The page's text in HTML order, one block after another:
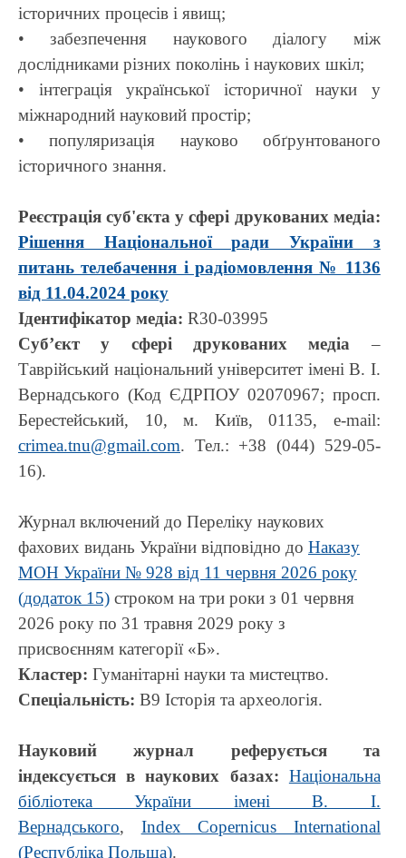
історичних процесів і явищ;
• забезпечення наукового діалогу між
дослідниками різних поколінь і наукових шкіл;
• інтеграція української історичної науки у
міжнародний науковий простір;
• популяризація науково обґрунтованого
історичного знання.
Реєстрація суб'єкта у сфері друкованих медіа:
Рішення Національної ради України з
питань телебачення і радіомовлення № 1136
від 11.04.2024 року
Ідентифікатор медіа: R30-03995
Суб’єкт у сфері друкованих медіа –
Таврійський національний університет імені В. І.
Вернадського (Код ЄДРПОУ 02070967; просп.
Берестейський, 10, м. Київ, 01135, e-mail:
crimea.tnu@gmail.com. Тел.: +38 (044) 529-05-
16).
Журнал включений до Переліку наукових
фахових видань України відповідно до Наказу
МОН України № 928 від 11 червня 2026 року
(додаток 15) строком на три роки з 01 червня
2026 року по 31 травня 2029 року з
присвоєнням категорії «Б».
Кластер: Гуманітарні науки та мистецтво.
Спеціальність: В9 Історія та археологія.
Науковий журнал реферується та
індексується в наукових базах: Національна
бібліотека України імені В. І.
Вернадського, Index Copernicus International
(Республіка Польща).